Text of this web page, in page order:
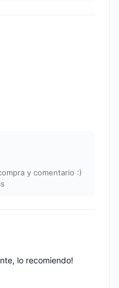
y comentario :)
lo recomiendo!